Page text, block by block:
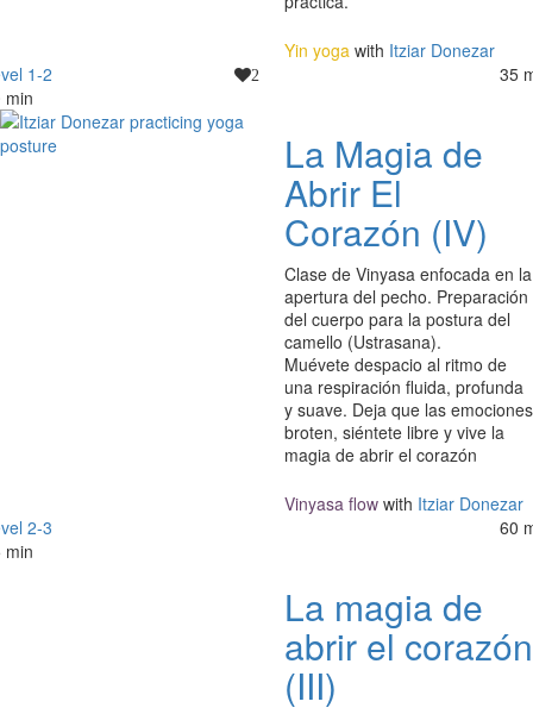
Yin yoga with Itziar Donezar
1-2
2
35
min
La Magia de
Abrir El
Corazón (IV)
Clase de Vinyasa enfocada en la
apertura del pecho. Preparación
del cuerpo para la postura del
camello (Ustrasana).
Muévete despacio al ritmo de
una respiración fluida, profunda
y suave. Deja que las emociones
broten, siéntete libre y vive la
magia de abrir el corazón
Vinyasa flow with Itziar Donezar
2-3
60
min
La magia de
abrir el corazón
(III)